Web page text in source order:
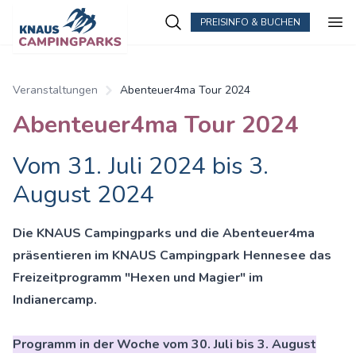
PREISINFO & BUCHEN
Veranstaltungen Abenteuer4ma Tour 2024
Abenteuer4ma Tour 2024
Vom 31. Juli 2024 bis 3.
August 2024
Die KNAUS Campingparks und die Abenteuer4ma
präsentieren im KNAUS Campingpark Hennesee das
Freizeitprogramm "Hexen und Magier" im
Indianercamp.
Programm in der Woche vom 30. Juli bis 3. August